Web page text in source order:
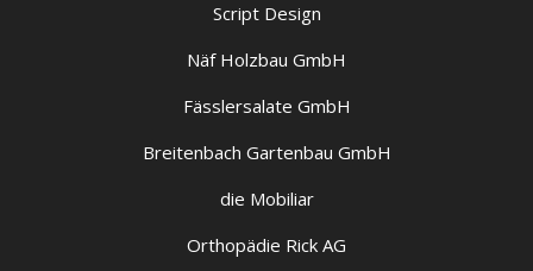
Script Design
Näf Holzbau GmbH
Fässlersalate GmbH
Breitenbach Gartenbau GmbH
die Mobiliar
Orthopädie Rick AG